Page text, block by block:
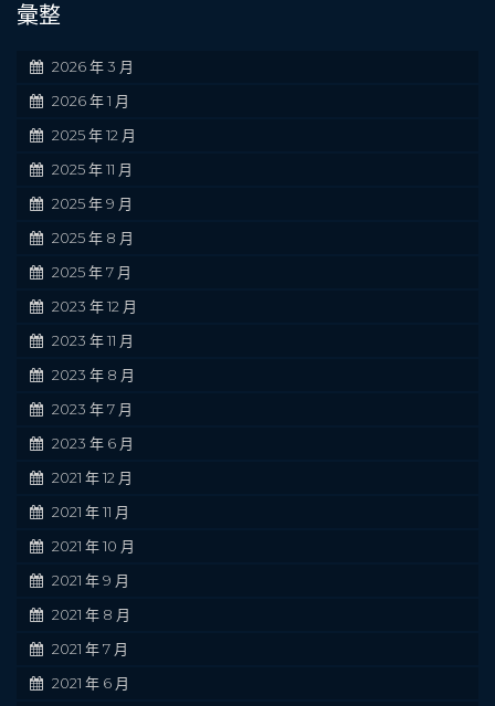
彙整
2026 年 3 月
2026 年 1 月
2025 年 12 月
2025 年 11 月
2025 年 9 月
2025 年 8 月
2025 年 7 月
2023 年 12 月
2023 年 11 月
2023 年 8 月
2023 年 7 月
2023 年 6 月
2021 年 12 月
2021 年 11 月
2021 年 10 月
2021 年 9 月
2021 年 8 月
2021 年 7 月
2021 年 6 月